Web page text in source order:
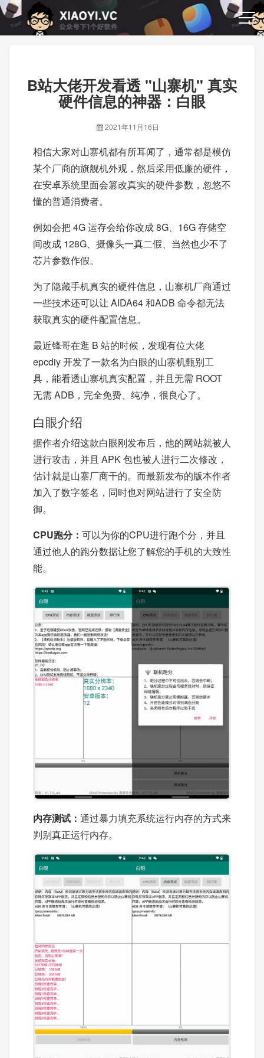
B站大佬开发看透 "山寨机" 真实
硬件信息的神器：白眼
2021年11月16日
相信大家对山寨机都有所耳闻了，通常都是模仿
某个厂商的旗舰机外观，然后采用低廉的硬件，
在安卓系统里面会篡改真实的硬件参数，忽悠不
懂的普通消费者。
例如会把 4G 运存会给你改成 8G、16G 存储空
间改成 128G、摄像头一真二假、当然也少不了
芯片参数作假。
为了隐藏手机真实的硬件信息，山寨机厂商通过
一些技术还可以让 AIDA64 和ADB 命令都无法
获取真实的硬件配置信息。
最近锋哥在逛 B 站的时候，发现有位大佬
epcdiy 开发了一款名为白眼的山寨机甄别工
具，能看透山寨机真实配置，并且无需 ROOT
无需 ADB，完全免费、纯净，很良心了。
白眼介绍
据作者介绍这款白眼刚发布后，他的网站就被人
进行攻击，并且 APK 包也被人进行二次修改，
估计就是山寨厂商干的。而最新发布的版本作者
加入了数字签名，同时也对网站进行了安全防
御。
CPU跑分： 可以为你的CPU进行跑个分，并且
通过他人的跑分数据让您了解您的手机的大致性
能。
内存测试： 通过暴力填充系统运行内存的方式来
判别真正运行内存。